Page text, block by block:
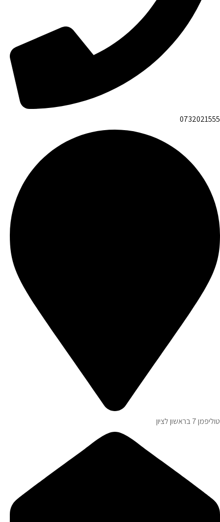
0732021555
טוליפמן 7 בראשון לציון